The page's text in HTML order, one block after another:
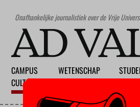
Onafhankelijke journalistiek over de Vrije
CAMPUS
CULTUUR
WETENSCHAP